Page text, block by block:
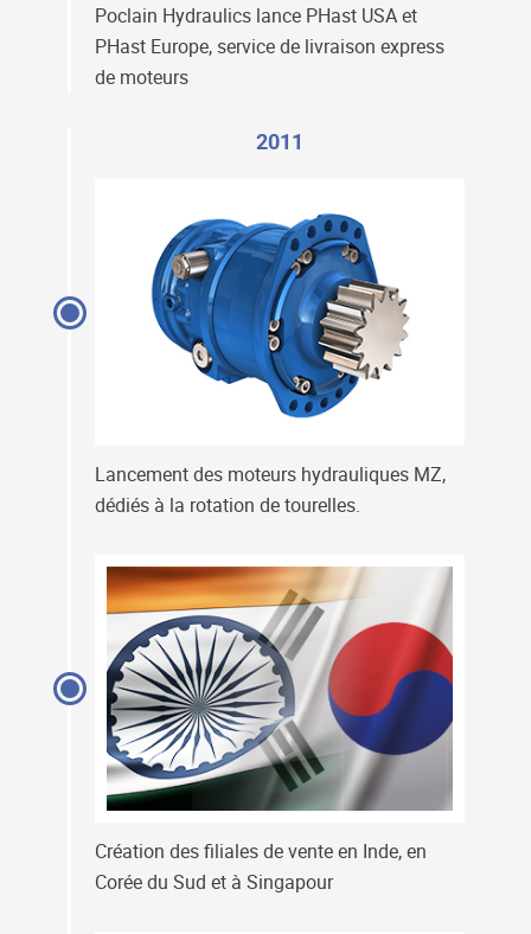
Poclain Hydraulics lance PHast USA et
PHast Europe, service de livraison express
de moteurs
2011
Lancement des moteurs hydrauliques MZ,
dédiés à la rotation de tourelles.
Création des filiales de vente en Inde, en
Corée du Sud et à Singapour